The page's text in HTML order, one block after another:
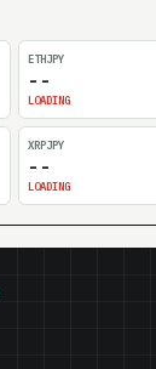
ETHJPY
--
LOADING
XRPJPY
--
LOADING